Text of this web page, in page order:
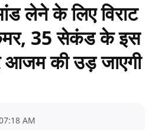
लेने के लिए विराट
35 सेकंड के इस
आजम की उड़ जाएगी
AM